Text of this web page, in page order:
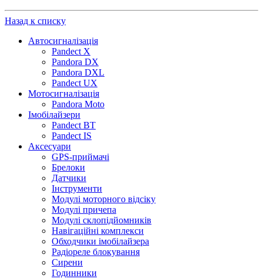
Назад к списку
Автосигналізація
Pandect X
Pandora DX
Pandora DXL
Pandect UX
Мотосигналізація
Pandora Moto
Імобілайзери
Pandect BT
Pandect IS
Аксесуари
GPS-приймачі
Брелоки
Датчики
Інструменти
Модулі моторного відсіку
Модулі причепа
Модулі склопідйомників
Навігаційні комплекси
Обходчики імобілайзера
Радіореле блокування
Сирени
Годинники